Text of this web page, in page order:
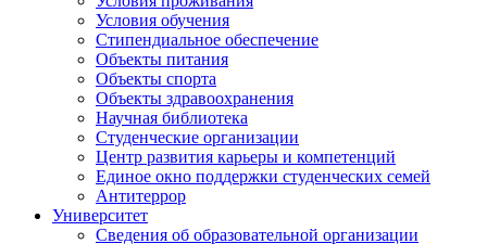
Условия обучения
Стипендиальное обеспечение
Объекты питания
Объекты спорта
Объекты здравоохранения
Научная библиотека
Студенческие организации
Центр развития карьеры и компетенций
Единое окно поддержки студенческих семей
Антитеррор
Университет
Сведения об образовательной организации